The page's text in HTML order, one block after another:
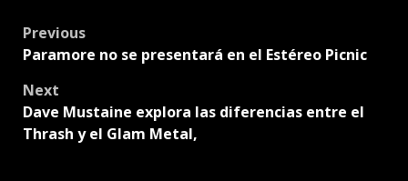
Post
navigation
Previous
Paramore no se presentará en el Estéreo Picnic
Next
Dave Mustaine explora las diferencias entre el
Thrash y el Glam Metal,